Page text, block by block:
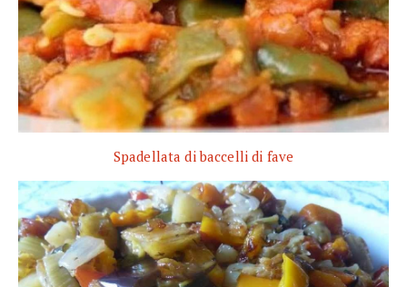
Spadellata di baccelli di fave